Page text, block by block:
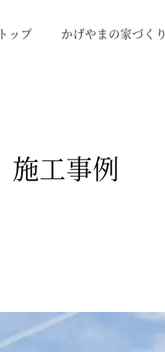
トップ かげやまの家づくり
施工事例